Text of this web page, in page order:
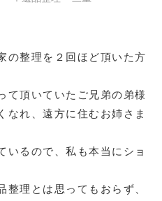
の整理を２回ほど頂いた方
て頂いていたご兄弟の弟様
なれ、遠方に住むお姉さま
いるので、私も本当にショ
整理とは思ってもおらず、